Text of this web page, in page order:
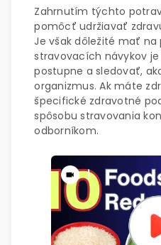
Zahrnutím týchto
pomôcť udržiavať
Je však dôležité mať na
stravovacích návykov
postupne a sledovať,
organizmus. Ak máte
špecifické zdravotné
spôsobu stravovania
odborníkom.
|